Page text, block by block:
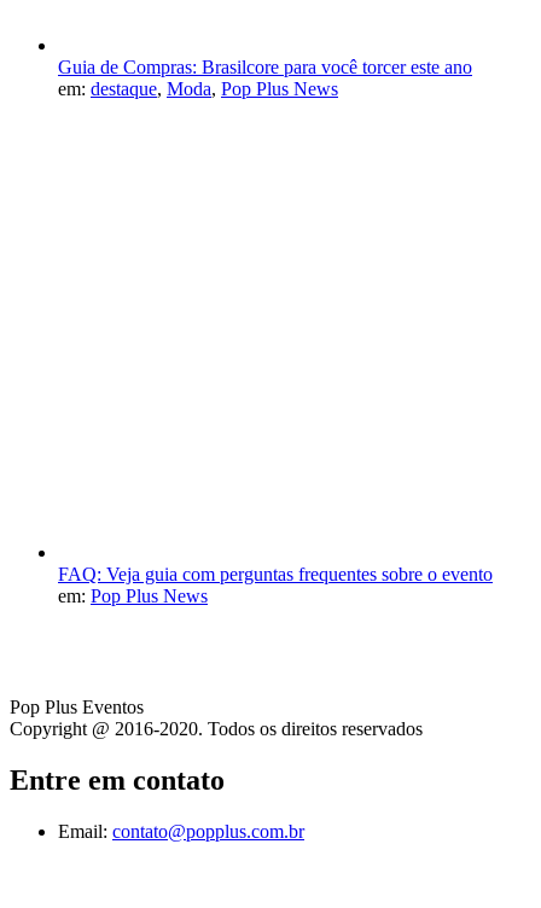
Guia de Compras: Brasilcore para você torcer este ano
em: destaque, Moda, Pop Plus News
FAQ: Veja guia com perguntas frequentes sobre o evento
em: Pop Plus News
Pop Plus Eventos
Copyright @ 2016-2020. Todos os direitos reservados
Entre em contato
Email: contato@popplus.com.br